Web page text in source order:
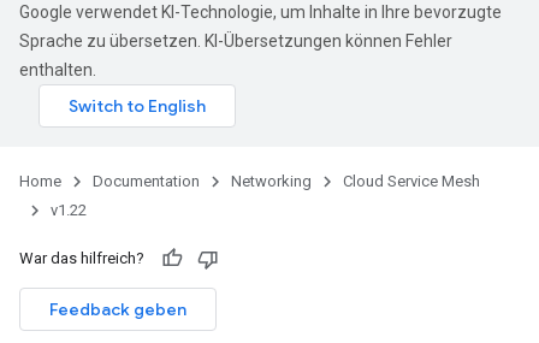
Google verwendet KI-Technologie, um Inhalte in Ihre bevorzugte
Sprache zu übersetzen. KI-Übersetzungen können Fehler
enthalten.
Home Documentation Networking
Cloud Service Mesh
v1.22
War das hilfreich?
Feedback geben